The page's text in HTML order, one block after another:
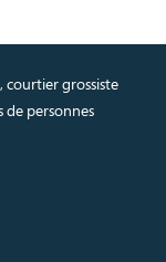
courtier grossiste
de personnes